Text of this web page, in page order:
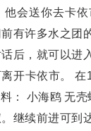
会送你去卡
有许多水之团
后，就可以进
开卡依市。 在
： 小海鸥 无壳
继续前进可到